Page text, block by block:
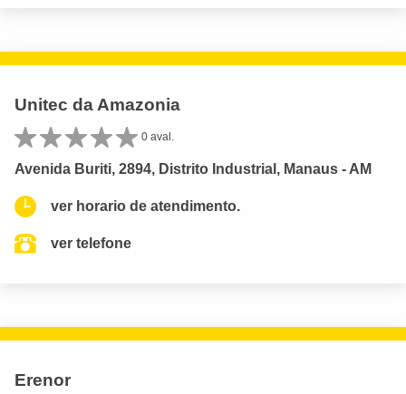
Unitec da Amazonia
0 aval.
Avenida Buriti, 2894, Distrito Industrial, Manaus - AM
ver horario de atendimento.
ver telefone
Erenor